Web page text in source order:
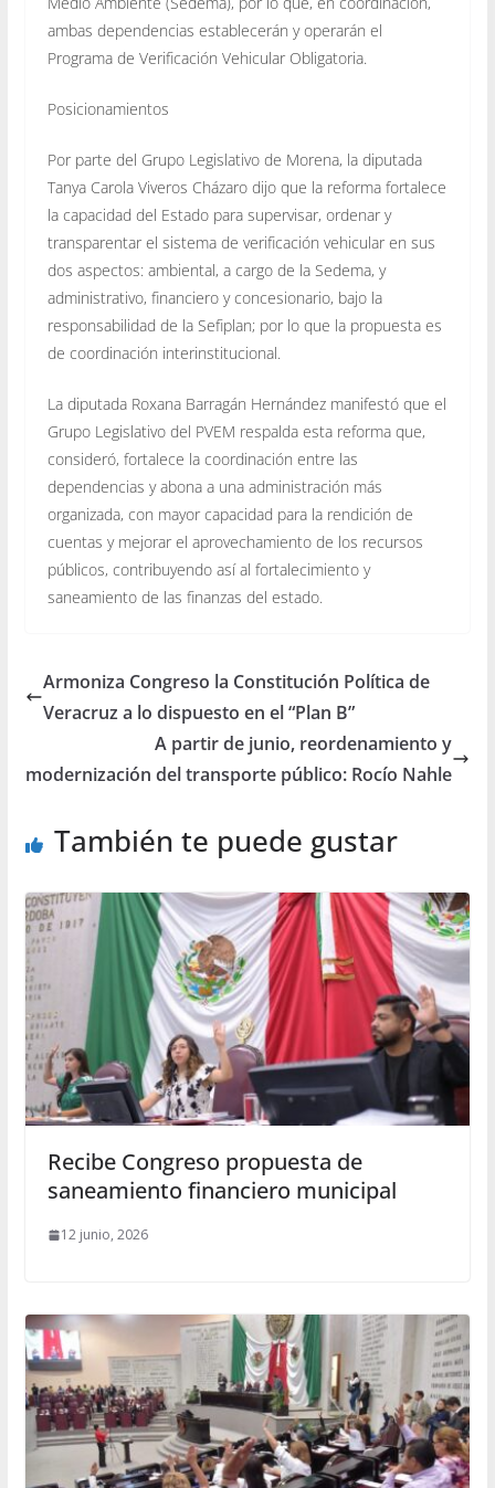
ambas dependencias establecerán y operarán el
Programa de Verificación Vehicular Obligatoria.
Posicionamientos
Por parte del Grupo Legislativo de Morena, la diputada
Tanya Carola Viveros Cházaro dijo que la reforma fortalece
la capacidad del Estado para supervisar, ordenar y
transparentar el sistema de verificación vehicular en sus
dos aspectos: ambiental, a cargo de la Sedema, y
administrativo, financiero y concesionario, bajo la
responsabilidad de la Sefiplan; por lo que la propuesta es
de coordinación interinstitucional.
La diputada Roxana Barragán Hernández manifestó que el
Grupo Legislativo del PVEM respalda esta reforma que,
consideró, fortalece la coordinación entre las
dependencias y abona a una administración más
organizada, con mayor capacidad para la rendición de
cuentas y mejorar el aprovechamiento de los recursos
públicos, contribuyendo así al fortalecimiento y
saneamiento de las finanzas del estado.
Armoniza Congreso la Constitución Política de
Veracruz a lo dispuesto en el “Plan B”
A partir de junio, reordenamiento y
modernización del transporte público: Rocío Nahle
También te puede gustar
Recibe Congreso propuesta de
saneamiento financiero municipal
12 junio, 2026